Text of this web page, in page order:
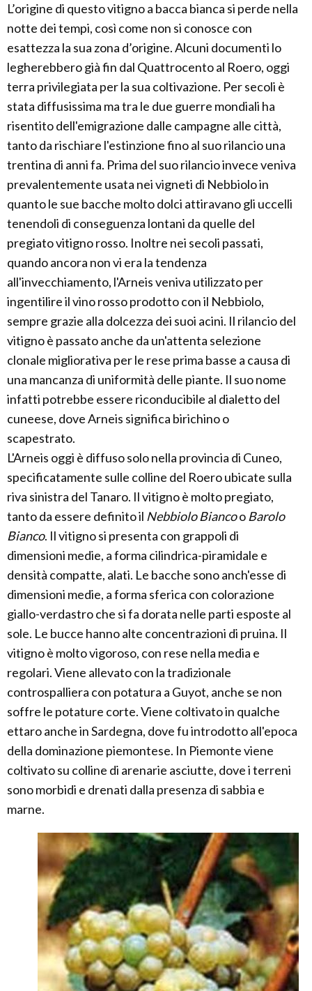
L’origine di questo vitigno a bacca bianca si perde nella
notte dei tempi, così come non si conosce con
esattezza la sua zona d’origine. Alcuni documenti lo
legherebbero già fin dal Quattrocento al Roero, oggi
terra privilegiata per la sua coltivazione. Per secoli è
stata diffusissima ma tra le due guerre mondiali ha
risentito dell'emigrazione dalle campagne alle città,
tanto da rischiare l'estinzione fino al suo rilancio una
trentina di anni fa. Prima del suo rilancio invece veniva
prevalentemente usata nei vigneti di Nebbiolo in
quanto le sue bacche molto dolci attiravano gli uccelli
tenendoli di conseguenza lontani da quelle del
pregiato vitigno rosso. Inoltre nei secoli passati,
quando ancora non vi era la tendenza
all'invecchiamento, l'Arneis veniva utilizzato per
ingentilire il vino rosso prodotto con il Nebbiolo,
sempre grazie alla dolcezza dei suoi acini. Il rilancio del
vitigno è passato anche da un'attenta selezione
clonale migliorativa per le rese prima basse a causa di
una mancanza di uniformità delle piante. Il suo nome
infatti potrebbe essere riconducibile al dialetto del
cuneese, dove Arneis significa birichino o
scapestrato.
L'Arneis oggi è diffuso solo nella provincia di Cuneo,
specificatamente sulle colline del Roero ubicate sulla
riva sinistra del Tanaro. Il vitigno è molto pregiato,
tanto da essere definito il Nebbiolo Biancoo Barolo
Bianco. Il vitigno si presenta con grappoli di
dimensioni medie, a forma cilindrica-piramidale e
densità compatte, alati. Le bacche sono anch'esse di
dimensioni medie, a forma sferica con colorazione
giallo-verdastro che si fa dorata nelle parti esposte al
sole. Le bucce hanno alte concentrazioni di pruina. Il
vitigno è molto vigoroso, con rese nella media e
regolari. Viene allevato con la tradizionale
controspalliera con potatura a Guyot, anche se non
soffre le potature corte. Viene coltivato in qualche
ettaro anche in Sardegna, dove fu introdotto all'epoca
della dominazione piemontese. In Piemonte viene
coltivato su colline di arenarie asciutte, dove i terreni
sono morbidi e drenati dalla presenza di sabbia e
marne.